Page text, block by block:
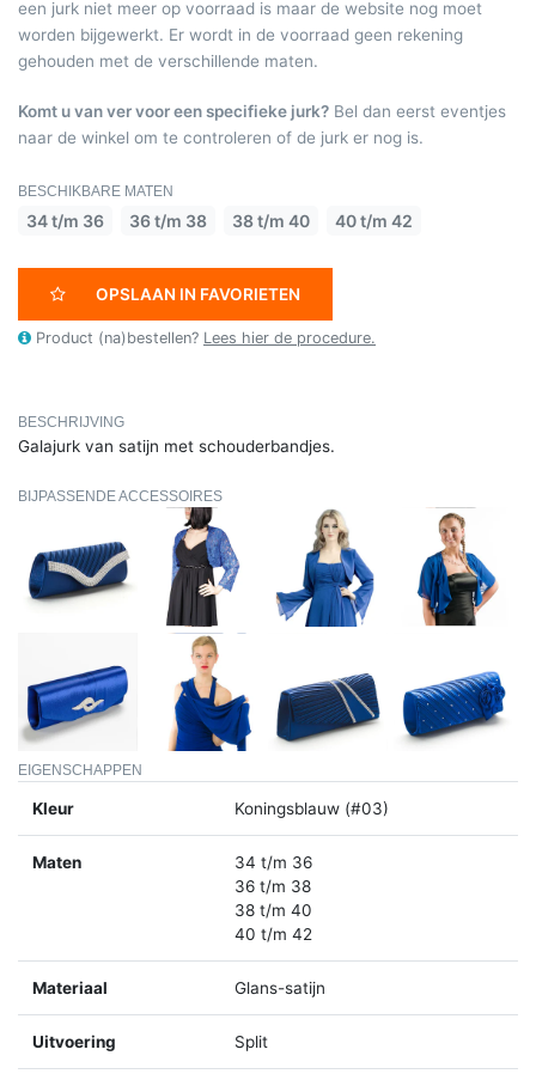
een jurk niet meer op voorraad is maar de website nog moet
worden bijgewerkt. Er wordt in de voorraad geen rekening
gehouden met de verschillende maten.
Komt u van ver voor een specifieke jurk? Bel dan eerst eventjes
naar de winkel om te controleren of de jurk er nog is.
BESCHIKBARE MATEN
34 t/m 36 36 t/m 38 38 t/m 40 40 t/m 42
OPSLAAN IN FAVORIETEN
Product (na)bestellen? Lees hier de procedure.
BESCHRIJVING
Galajurk van satijn met schouderbandjes.
BIJPASSENDE ACCESSOIRES
EIGENSCHAPPEN
Kleur Koningsblauw (#03)
Maten
34 t/m 36
36 t/m 38
38 t/m 40
40 t/m 42
Materiaal Glans-satijn
Uitvoering Split